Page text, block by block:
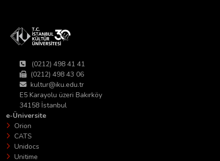
(0212) 498 41 41
(0212) 498 43 06
kultur@iku.edu.tr
E5 Karayolu üzeri Bakırköy
34158 İstanbul
e-Üniversite
Orion
CATS
Unidocs
Unitime